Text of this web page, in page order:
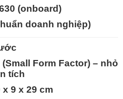
(onboard)
doanh nghiệp)
(Small Form Factor) – nhỏ
tích
9 x 29 cm